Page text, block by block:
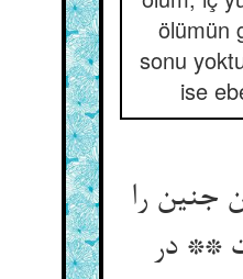
ölümün
sonu
ise
جنین را
** در